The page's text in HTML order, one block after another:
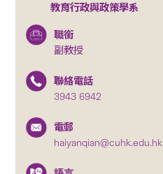
教育行政與政策學系
職銜
副教授
聯絡電話
3943 6942
電郵
haiyanqian@cuhk.edu.hk